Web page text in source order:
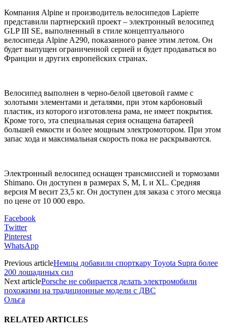
Компания Alpine и производитель велосипедов Lapierre
представили партнерский проект – электронный велосипед
GLP III SE, выполненный в стиле концептуального
велосипеда Alpine A290, показанного ранее этим летом. Он
будет выпущен ограниченной серией и будет продаваться во
Франции и других европейских странах.
Велосипед выполнен в черно-белой цветовой гамме с
золотыми элементами и деталями, при этом карбоновый
пластик, из которого изготовлена рама, не имеет покрытия.
Кроме того, эта специальная серия оснащена батареей
большей емкости и более мощным электромотором. При этом
запас хода и максимальная скорость пока не раскрываются.
Электронный велосипед оснащен трансмиссией и тормозами
Shimano. Он доступен в размерах S, M, L и XL. Средняя
версия M весит 23,5 кг. Он доступен для заказа с этого месяца
по цене от 10 000 евро.
Facebook
Twitter
Pinterest
WhatsApp
Previous articleНемцы добавили спорткару Toyota Supra более
200 лошадиных сил
Next articlePorsche не собирается делать электромобили
похожими на традиционные модели с ДВС
Ольга
RELATED ARTICLES